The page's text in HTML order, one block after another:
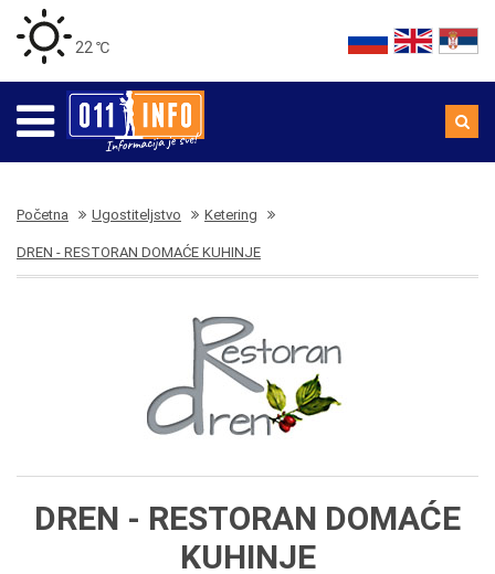
22 ℃
Početna Ugostiteljstvo Ketering
DREN - RESTORAN DOMAĆE KUHINJE
DREN - RESTORAN DOMAĆE
KUHINJE